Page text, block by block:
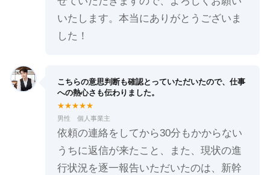
いたします。本当にありがとうございま
した！
こちらの意思判断も確認とっていただいたので、仕事
への熱心さも伝わりました。
★★★★★
男性 個人事業主
依頼の連絡をしてから30分もかからない
うちに返信が来たこと、また、現状の進
行状況を逐一報告いただいたのは、新幹